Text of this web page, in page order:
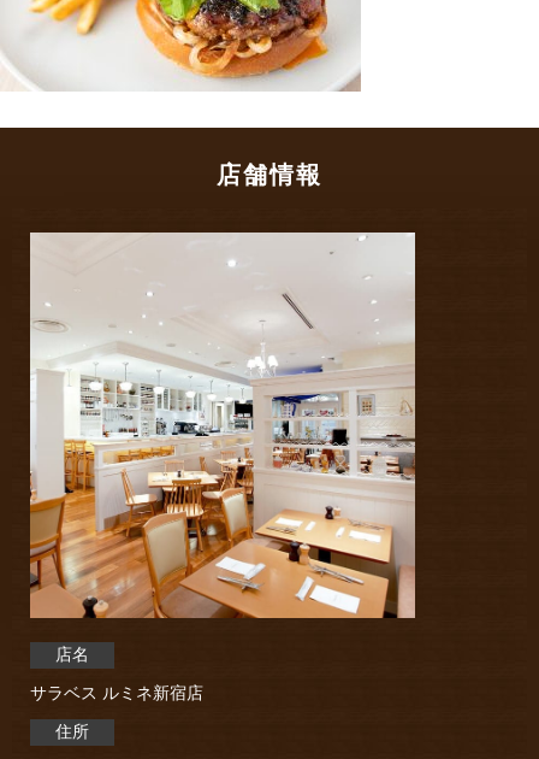
店舗情報
店名
サラベス ルミネ新宿店
住所